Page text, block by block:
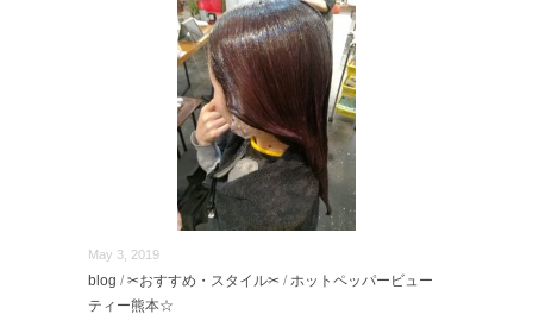
May 3, 2019
blog / ✂おすすめ・スタイル✂ / ホットペッパービュー
ティー熊本☆